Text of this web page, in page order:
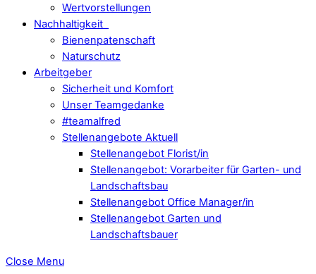
Wertvorstellungen
Nachhaltigkeit
Bienenpatenschaft
Naturschutz
Arbeitgeber
Sicherheit und Komfort
Unser Teamgedanke
#teamalfred
Stellenangebote Aktuell
Stellenangebot Florist/in
Stellenangebot: Vorarbeiter für Garten- und
Landschaftsbau
Stellenangebot Office Manager/in
Stellenangebot Garten und
Landschaftsbauer
Close Menu